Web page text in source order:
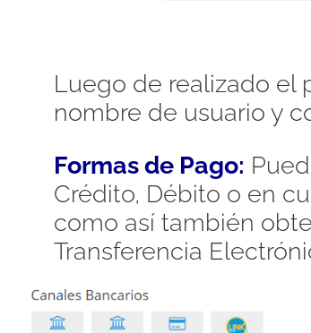
Luego de realizado el
nombre de usuario y
Formas de Pago:
Crédito, Débito o en
como así también
Transferencia